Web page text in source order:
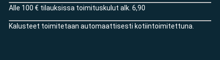
Alle 100 € tilauksissa toimituskulut alk. 6,90
Kalusteet toimitetaan automaattisesti kotiintoimitettuna.